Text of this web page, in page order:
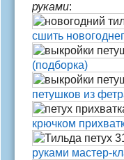
руками:
сшить
(подборка)
петушков из
крючком
руками мастер-